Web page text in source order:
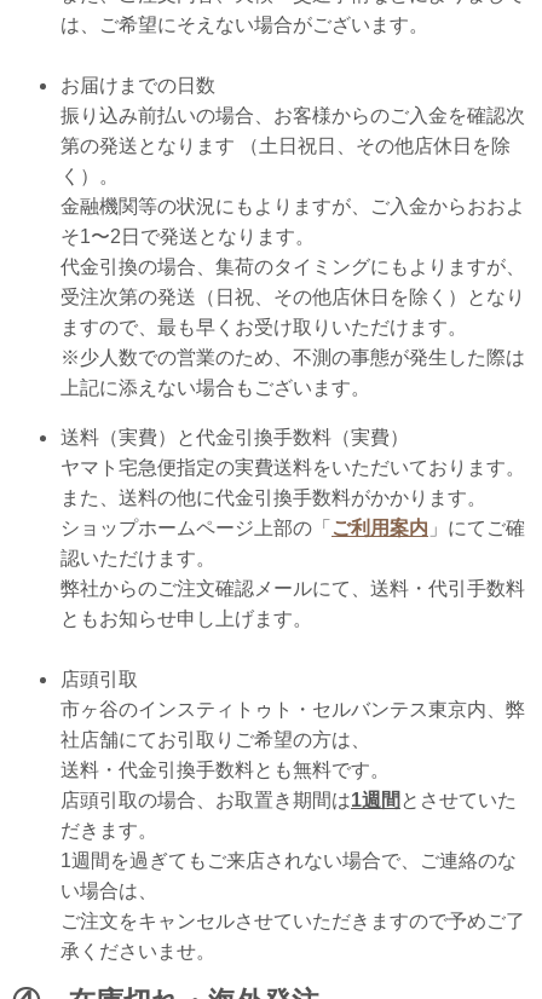
は、ご希望にそえない場合がございます。
お届けまでの日数
振り込み前払いの場合、お客様からのご入金を確認次
第の発送となります （土日祝日、その他店休日を除
く）。
金融機関等の状況にもよりますが、ご入金からおおよ
そ1〜2日で発送となります。
代金引換の場合、集荷のタイミングにもよりますが、
受注次第の発送（日祝、その他店休日を除く）となり
ますので、最も早くお受け取りいただけます。
※少人数での営業のため、不測の事態が発生した際は
上記に添えない場合もございます。
送料（実費）と代金引換手数料（実費）
ヤマト宅急便指定の実費送料をいただいております。
また、送料の他に代金引換手数料がかかります。
ショップホームページ上部の「 ご利用案内 」にてご確
認いただけます。
弊社からのご注文確認メールにて、送料・代引手数料
ともお知らせ申し上げます。
店頭引取
市ヶ谷のインスティトゥト・セルバンテス東京内、弊
社店舗にてお引取りご希望の方は、
送料・代金引換手数料とも無料です。
店頭引取の場合、お取置き期間は1週間 とさせていた
だきます。
1週間を過ぎてもご来店されない場合で、ご連絡のな
い場合は、
ご注文をキャンセルさせていただきますので予めご了
承くださいませ。